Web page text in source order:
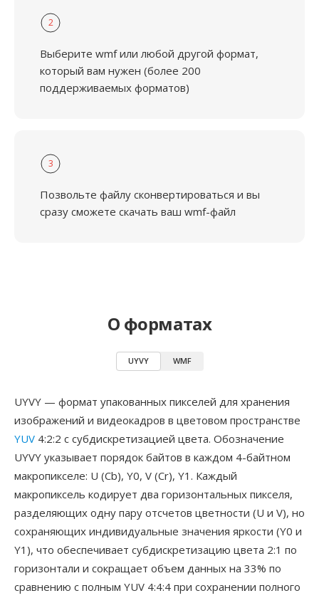
2
Выберите wmf или любой другой формат,
который вам нужен (более 200
поддерживаемых форматов)
3
Позвольте файлу сконвертироваться и вы
сразу сможете скачать ваш wmf-файл
О форматах
UYVY WMF
UYVY — формат упакованных пикселей для хранения
изображений и видеокадров в цветовом пространстве
YUV 4:2:2 с субдискретизацией цвета. Обозначение
UYVY указывает порядок байтов в каждом 4-байтном
макропикселе: U (Cb), Y0, V (Cr), Y1. Каждый
макропиксель кодирует два горизонтальных пикселя,
разделяющих одну пару отсчетов цветности (U и V), но
сохраняющих индивидуальные значения яркости (Y0 и
Y1), что обеспечивает субдискретизацию цвета 2:1 по
горизонтали и сокращает объем данных на 33% по
сравнению с полным YUV 4:4:4 при сохранении полного